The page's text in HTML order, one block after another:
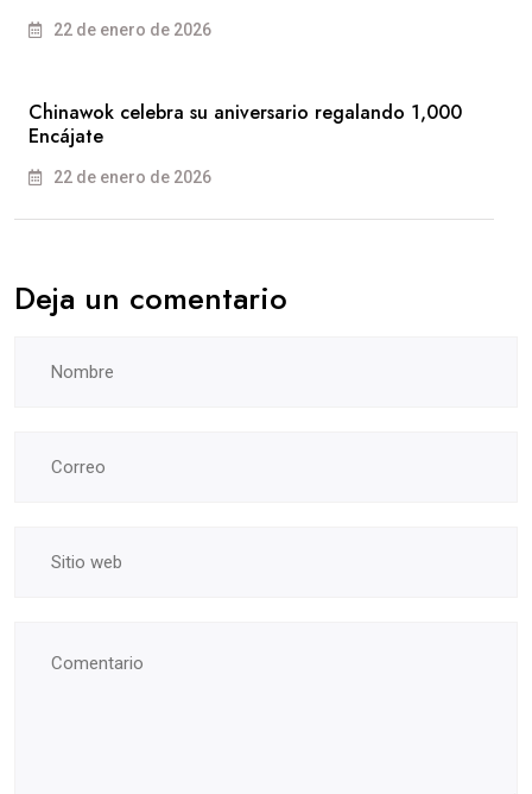
22 de enero de 2026
Chinawok celebra su aniversario regalando 1,000
Encájate
22 de enero de 2026
Deja un comentario